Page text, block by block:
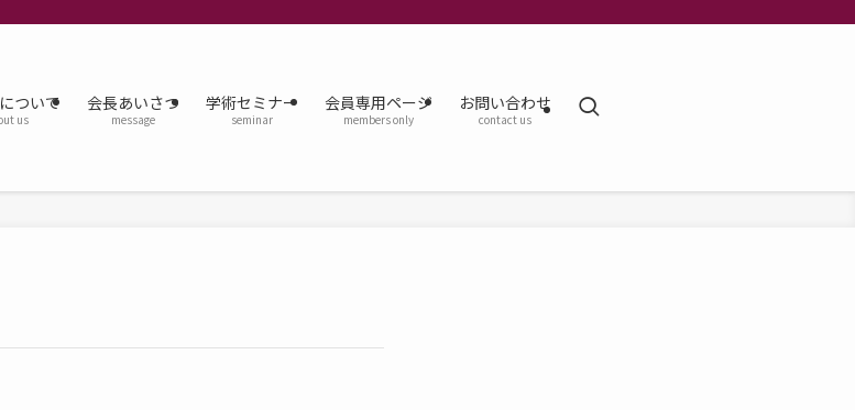
ついて
us
会長あいさつ
message
学術セミナー
seminar
会員専用ページ
members only
お問い合わせ
contact us